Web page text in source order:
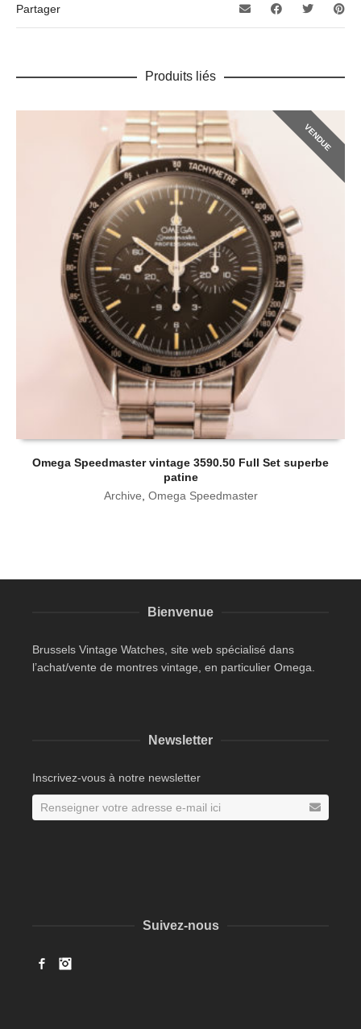
Partager
Produits liés
VENDUE
Omega Speedmaster vintage 3590.50 Full Set superbe
patine
Archive Omega Speedmaster
Bienvenue
Brussels Vintage Watches, site web spécialisé dans
l’achat/vente de montres vintage, en particulier Omega.
Newsletter
Inscrivez-vous à notre newsletter
Suivez-nous
Facebook